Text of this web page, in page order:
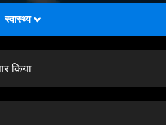
स्वास्थ्य
किया